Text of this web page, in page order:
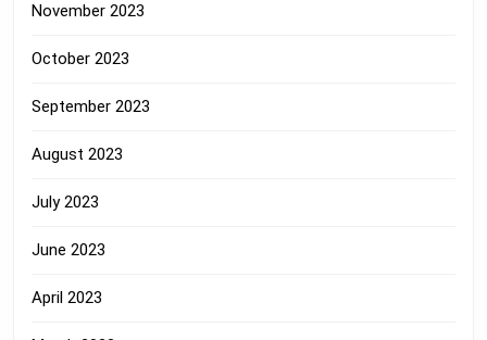
November 2023
October 2023
September 2023
August 2023
July 2023
June 2023
April 2023